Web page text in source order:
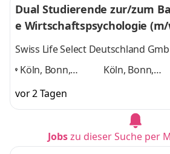
Dual Studierende zur/zum
e Wirtschaftspsychologie
Swiss Life Select Deutschland
Köln, Bonn,
Solingen,
Dortmund,
Köln, Bonn,
4 weitere
vor 2 Tagen
Jobszu dieser Suche per